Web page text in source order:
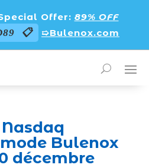
Offer: 89% OFF
➯Bulenox.com
Bulenox
décembre